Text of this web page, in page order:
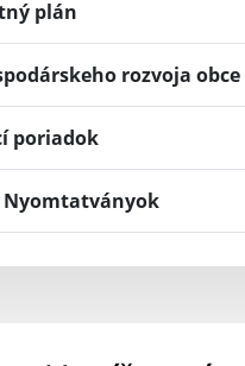
plán
rozvoja obce
poriadok
Nyomtatványok